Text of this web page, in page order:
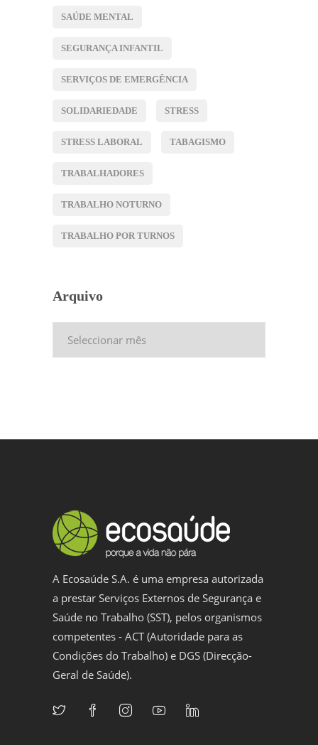
SAÚDE MENTAL
SEGURANÇA INFANTIL
SERVIÇOS DE EMERGÊNCIA
SOLIDARIEDADE STRESS
STRESS LABORAL TABAGISMO
TRABALHADORES
TRABALHO NOTURNO
TRABALHO POR TURNOS
Arquivo
A Ecosaúde S.A. é uma empresa autorizada
a prestar Serviços Externos de Segurança e
Saúde no Trabalho (SST), pelos organismos
competentes - ACT (Autoridade para as
Condições do Trabalho) e DGS (Direcção-
Geral de Saúde).